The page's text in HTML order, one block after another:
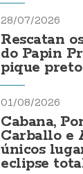
28/07/2026
Rescatan
do Papin
pique
01/08/2026
Cabana,
Carballo e
únicos
eclipse